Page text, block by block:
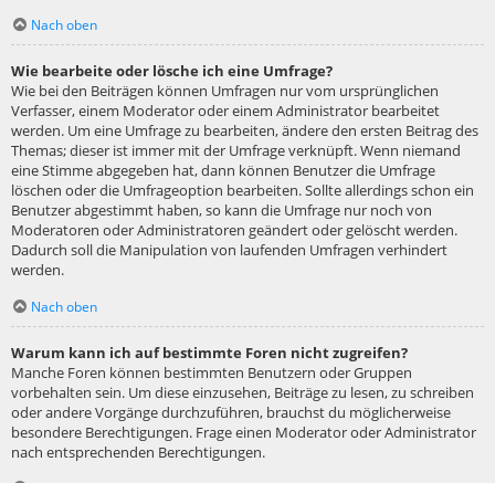
Nach oben
Wie bearbeite oder lösche ich eine Umfrage?
Wie bei den Beiträgen können Umfragen nur vom ursprünglichen
Verfasser, einem Moderator oder einem Administrator bearbeitet
werden. Um eine Umfrage zu bearbeiten, ändere den ersten Beitrag des
Themas; dieser ist immer mit der Umfrage verknüpft. Wenn niemand
eine Stimme abgegeben hat, dann können Benutzer die Umfrage
löschen oder die Umfrageoption bearbeiten. Sollte allerdings schon ein
Benutzer abgestimmt haben, so kann die Umfrage nur noch von
Moderatoren oder Administratoren geändert oder gelöscht werden.
Dadurch soll die Manipulation von laufenden Umfragen verhindert
werden.
Nach oben
Warum kann ich auf bestimmte Foren nicht zugreifen?
Manche Foren können bestimmten Benutzern oder Gruppen
vorbehalten sein. Um diese einzusehen, Beiträge zu lesen, zu schreiben
oder andere Vorgänge durchzuführen, brauchst du möglicherweise
besondere Berechtigungen. Frage einen Moderator oder Administrator
nach entsprechenden Berechtigungen.